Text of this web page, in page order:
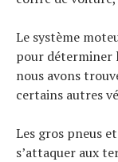
Le système
pour déterminer
nous avons
certains autres
Les gros pneus
s’attaquer aux